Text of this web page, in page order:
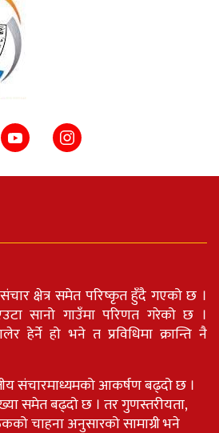
क्षेत्र समेत परिष्कृत हुँदै गएको छ ।
सानो गाउँमा परिणत गरेको छ ।
हेर्ने हो भने त प्रविधिमा क्रान्ति नै
संचारमाध्यमको आकर्षण बढ्दो छ ।
समेत बढ्दो छ । तर गुणस्तरीयता,
चाहना अनुसारको सामाग्री भने